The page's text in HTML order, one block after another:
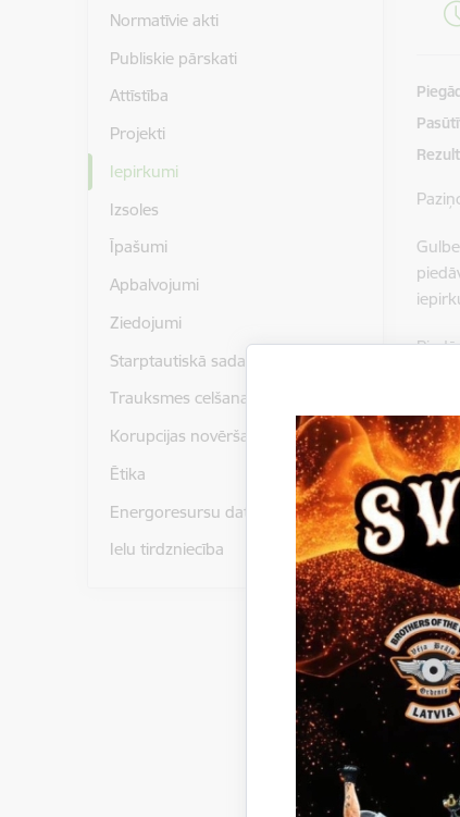
Normatīvie akti
Publiskie pārskati
Attīstība
Projekti
Iepirkumi
Izsoles
Īpašumi
Apbalvojumi
Ziedojumi
Starptautiskā sadarbība
Trauksmes celšana
Korupcijas novēršana
Ētika
Energoresursu dati un statistika
Ielu tirdzniecība